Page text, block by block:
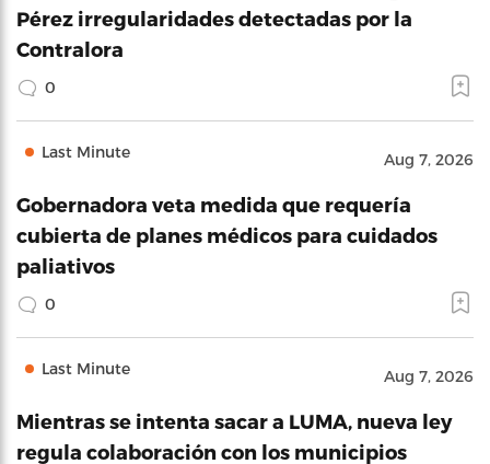
Pérez irregularidades detectadas por la
Contralora
0
Last Minute Aug 7, 2026
Gobernadora veta medida que requería
cubierta de planes médicos para cuidados
paliativos
0
Last Minute Aug 7, 2026
Mientras se intenta sacar a LUMA, nueva ley
regula colaboración con los municipios